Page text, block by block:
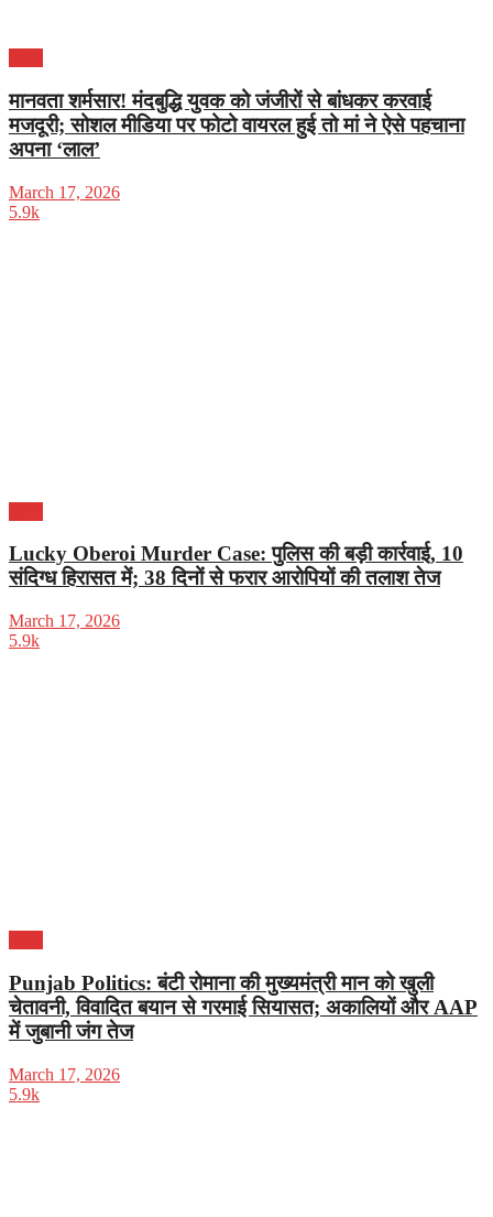
मानवता शर्मसार! मंदबुद्धि युवक को जंजीरों से बांधकर करवाई
मजदूरी; सोशल मीडिया पर फोटो वायरल हुई तो मां ने ऐसे पहचाना
अपना ‘लाल’
March 17, 2026
5.9k
Lucky Oberoi Murder Case: पुलिस की बड़ी कार्रवाई, 10
संदिग्ध हिरासत में; 38 दिनों से फरार आरोपियों की तलाश तेज
March 17, 2026
5.9k
Punjab Politics: बंटी रोमाना की मुख्यमंत्री मान को खुली
चेतावनी, विवादित बयान से गरमाई सियासत; अकालियों और AAP
में जुबानी जंग तेज
March 17, 2026
5.9k